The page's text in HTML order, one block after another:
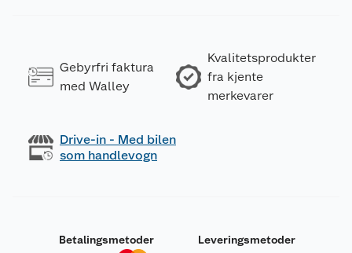
Gebyrfri faktura
med Walley
Kvalitetsprodukter
fra kjente
merkevarer
Drive-in - Med bilen
som handlevogn
Betalingsmetoder Leveringsmetoder